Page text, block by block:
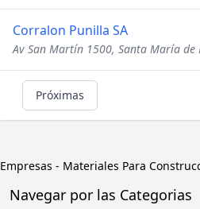
Corralon Punilla SA
Av San Martín 1500, Santa María de
Próximas
Empresas - Materiales Para
Navegar por las Categorias